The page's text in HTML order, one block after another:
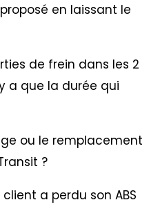
en laissant le
de frein dans les 2
a que la durée qui
ou le remplacement
?
a perdu son ABS